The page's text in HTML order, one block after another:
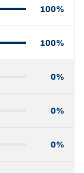
100%
100%
0%
0%
0%